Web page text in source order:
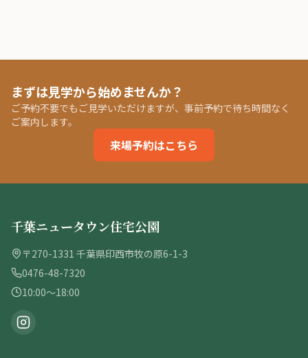
まずは見学から始めませんか？
ご予約不要でもご見学いただけますが、事前予約で待ち時間なく
ご案内します。
来場予約はこちら
千葉ニュータウン住宅公園
〒270-1331 千葉県印西市牧の原6-1-3
0476-48-7320
10:00〜18:00